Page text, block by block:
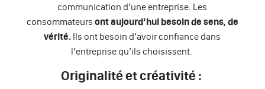
communication d’une entreprise. Les
consommateurs ont aujourd’hui besoin de sens, de
vérité. Ils ont besoin d’avoir confiance dans
l’entreprise qu’ils choisissent.
Originalité et créativité :